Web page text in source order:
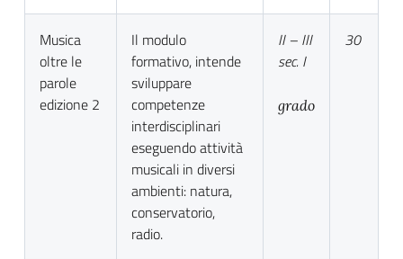
Musica
oltre le
parole
edizione 2
Il modulo
formativo, intende
sviluppare
competenze
interdisciplinari
eseguendo attività
musicali in diversi
ambienti: natura,
conservatorio,
radio.
II – III
sec. I
grado
30